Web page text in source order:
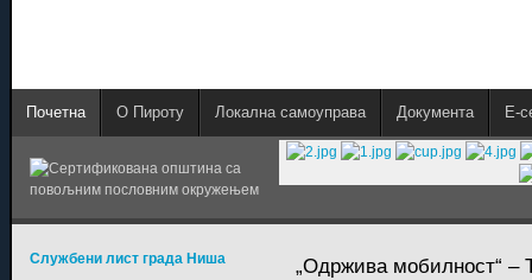
Почетна О Пироту Локална самоуправа Документа E-
„Одржива мобилност“ –
Службени лист града Ниша